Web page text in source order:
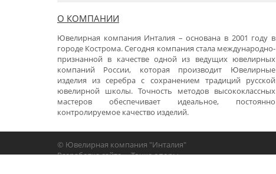
О КОМПАНИИ
Ювелирная компания Инталия – основана в 2001 году в
городе Кострома. Сегодня компания стала международно-
признанной в качестве одной из ведущих ювелирных
компаний России, которая производит Ювелирные
изделия из серебра с сохранением традиций русской
ювелирной школы. Точность методов высококлассных
мастеров обеспечивает идеальное, постоянно
контролируемое качество изделий.
© Ювелирная компания "Инталия"
Разработка сайта -«Точка опоры»